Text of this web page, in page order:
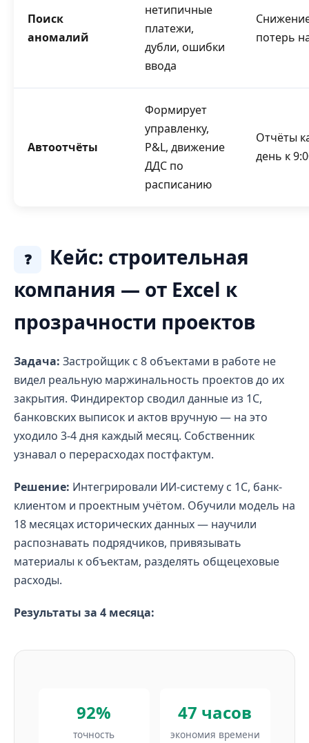
Поиск
аномалий
нетипичные
платежи,
дубли, ошибки
ввода
потерь
Автоотчёты
Формирует
управленку,
P&L, движение
ДДС по
расписанию
Отчёты
день к
❓
Кейс: строительная
компания — от Excel к
прозрачности проектов
Задача: Застройщик с 8 объектами в работе не
видел реальную маржинальность проектов до их
закрытия. Финдиректор сводил данные из 1С,
банковских выписок и актов вручную — на это
уходило 3-4 дня каждый месяц. Собственник
узнавал о перерасходах постфактум.
Решение: Интегрировали ИИ-систему с 1С, банк-
клиентом и проектным учётом. Обучили модель на
18 месяцах исторических данных — научили
распознавать подрядчиков, привязывать
материалы к объектам, разделять общецеховые
расходы.
Результаты за 4 месяца:
92%
точность
47 часов
экономия времени